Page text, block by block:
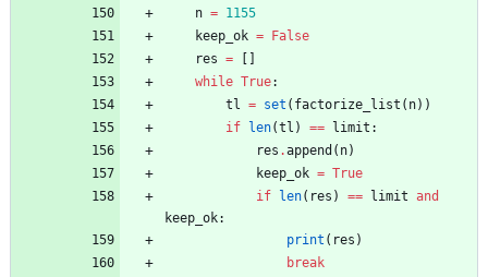
n = 1155
keep_ok =
False
res =
while True:
tl = set ( factorize_list ( n) )
if
len(tl ) == limit :
res .append ( n)
keep_ok = True
if
len( res ) == limit and
keep_ok:
print ( res )
break